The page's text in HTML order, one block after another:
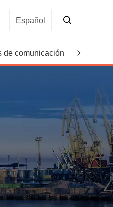
Español
de comunicación